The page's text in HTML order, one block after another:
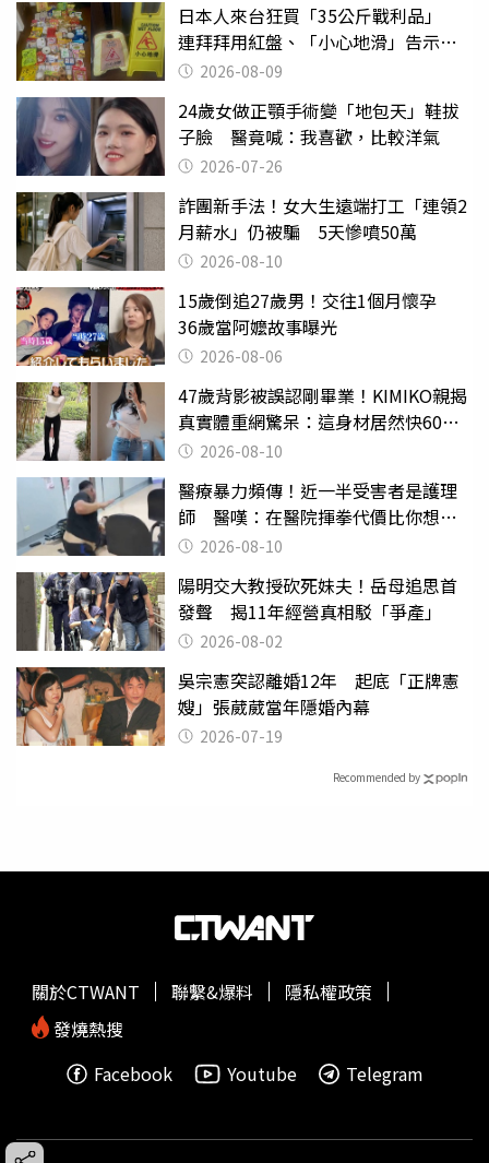
日本人來台狂買「35公斤戰利品」
連拜拜用紅盤、「小心地滑」告示牌
也帶回家
2026-08-09
24歲女做正顎手術變「地包天」鞋拔
子臉 醫竟喊：我喜歡，比較洋氣
2026-07-26
詐團新手法！女大生遠端打工「連領2
月薪水」仍被騙 5天慘噴50萬
2026-08-10
15歲倒追27歲男！交往1個月懷孕
36歲當阿嬤故事曝光
2026-08-06
47歲背影被誤認剛畢業！KIMIKO親揭
真實體重網驚呆：這身材居然快60公
斤？2026-08-10
醫療暴力頻傳！近一半受害者是護理
師 醫嘆：在醫院揮拳代價比你想像
的還要大
2026-08-10
陽明交大教授砍死妹夫！岳母追思首
發聲 揭11年經營真相駁「爭產」
2026-08-02
吳宗憲突認離婚12年 起底「正牌憲
嫂」張葳葳當年隱婚內幕
2026-07-19
Recommended by
關於CTWANT 聯繫&爆料
隱私權政策
發燒熱搜
Facebook
Youtube Telegram